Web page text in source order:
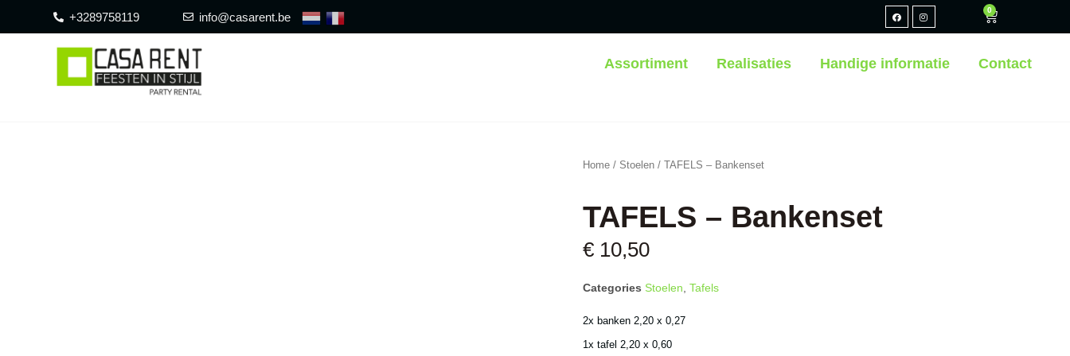
+3289758119 info@casarent.be 0
Assortiment Realisaties Handige informatie Contact
Home / Stoelen / TAFELS – Bankenset
TAFELS – Bankenset
€ 10,50
Categories Stoelen,Tafels
2x banken 2,20 x 0,27
1x tafel 2,20 x 0,60